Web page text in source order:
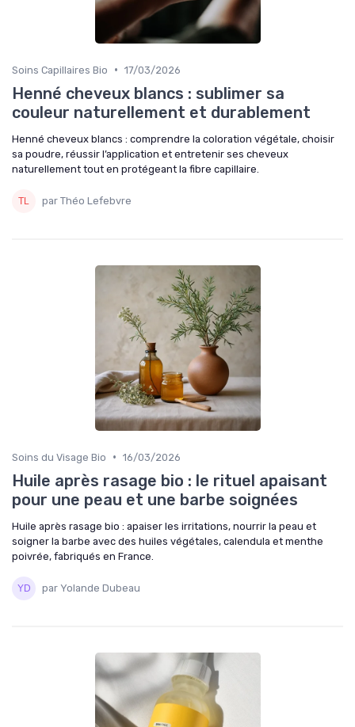
Soins Capillaires Bio • 17/03/2026
Henné cheveux blancs : sublimer sa
couleur naturellement et durablement
Henné cheveux blancs : comprendre la coloration végétale, choisir
sa poudre, réussir l’application et entretenir ses cheveux
naturellement tout en protégeant la fibre capillaire.
par Théo Lefebvre
Soins du Visage Bio • 16/03/2026
Huile après rasage bio : le rituel apaisant
pour une peau et une barbe soignées
Huile après rasage bio : apaiser les irritations, nourrir la peau et
soigner la barbe avec des huiles végétales, calendula et menthe
poivrée, fabriqués en France.
par Yolande Dubeau